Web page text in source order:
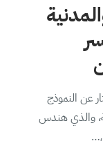
عن النموذج
والذي هندس